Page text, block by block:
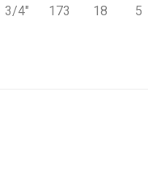
3/4" 173 18 5